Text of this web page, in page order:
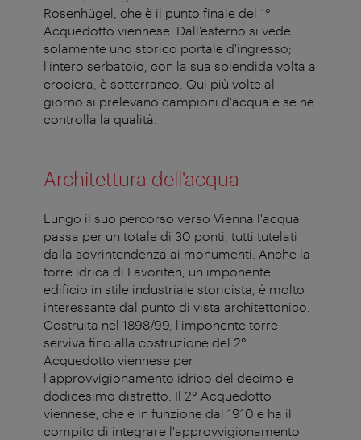
Rosenhügel, che è il punto finale del 1°
Acquedotto viennese. Dall'esterno si vede
solamente uno storico portale d'ingresso;
l'intero serbatoio, con la sua splendida volta a
crociera, è sotterraneo. Qui più volte al
giorno si prelevano campioni d'acqua e se ne
controlla la qualità.
Architettura dell'acqua
Lungo il suo percorso verso Vienna l'acqua
passa per un totale di 30 ponti, tutti tutelati
dalla sovrintendenza ai monumenti. Anche la
torre idrica di Favoriten, un imponente
edificio in stile industriale storicista, è molto
interessante dal punto di vista architettonico.
Costruita nel 1898/99, l'imponente torre
serviva fino alla costruzione del 2°
Acquedotto viennese per
l'approvvigionamento idrico del decimo e
dodicesimo distretto. Il 2° Acquedotto
viennese, che è in funzione dal 1910 e ha il
compito di integrare l'approvvigionamento